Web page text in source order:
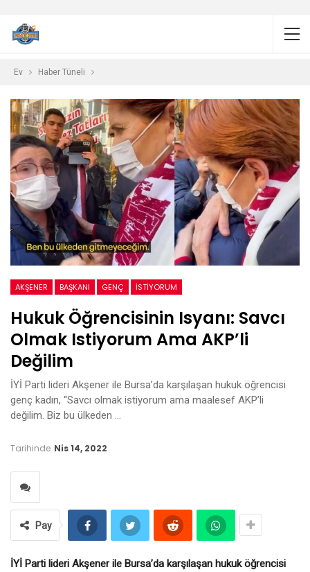
Ev Haber Tüneli
AKŞENER BAŞKANI GENÇ İSTIYORUM
Hukuk Öğrencisinin Isyanı: Savcı
Olmak Istiyorum Ama AKP’li
Değilim
İYİ Parti lideri Akşener ile Bursa’da karşılaşan hukuk öğrencisi
genç kadın, “Savcı olmak istiyorum ama maalesef AKP’li
değilim. Biz bu ülkeden …
Tarihinde Nis 14, 2022
Pay
İYİ Parti lideri Akşener ile Bursa’da karşılaşan hukuk öğrencisi